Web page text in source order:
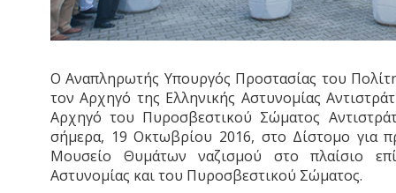
Ο Αναπληρωτής Υπουργός Προστασίας του
τον Αρχηγό της Ελληνικής Αστυνομίας
Αρχηγό του Πυροσβεστικού Σώματος
σήμερα, 19 Οκτωβρίου 2016, στο Δίστομο για
Μουσείο Θυμάτων ναζισμού στο πλαίσιο
Αστυνομίας και του Πυροσβεστικού Σώματος.